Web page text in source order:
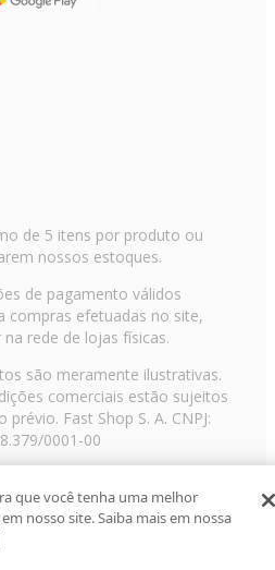
de 5 itens por produto ou
nossos estoques.
de pagamento válidos
compras efetuadas no site,
rede de lojas físicas.
são meramente ilustrativas.
comerciais estão sujeitos
Fast Shop S. A. CNPJ:
0001-00
Telefone: 11 3003-3728 ©
os direitos reservadosRF
que você tenha uma melhor
nosso site. Saiba mais em nossa